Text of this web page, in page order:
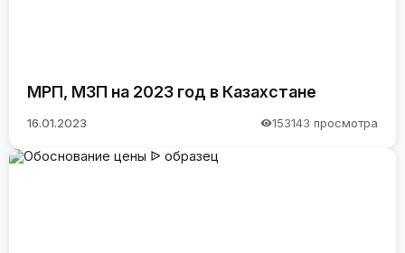
МРП, МЗП на 2023 год в Казахстане
16.01.2023 153143 просмотра